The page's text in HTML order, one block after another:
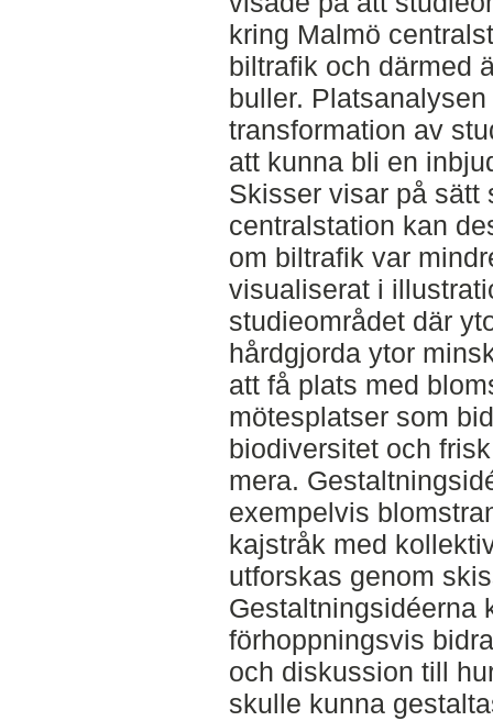
kring Malmö
biltrafik och därmed
buller.
transformation av
att kunna bli en
Skisser visar på sätt
centralstation kan
om biltrafik var
visualiserat i
studieområdet där
hårdgjorda ytor
att få plats med
mötesplatser som
biodiversitet och
mera.
exempelvis
kajstråk med
utforskas genom
Gestaltningsidéerna
förhoppningsvis
och diskussion till
skulle kunna